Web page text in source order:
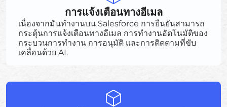
การแจ้งเตือนทางอีเมล
เนื่องจากมันทำงานบน Salesforce การยืนยันสามารถ
กระตุ้นการแจ้งเตือนทางอีเมล การทำงานอัตโนมัติของ
กระบวนการทำงาน การอนุมัติ และการติดตามที่ขับ
เคลื่อนด้วย AI.